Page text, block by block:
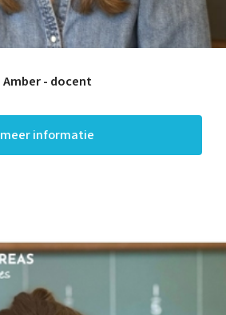
Amber - docent
meer informatie